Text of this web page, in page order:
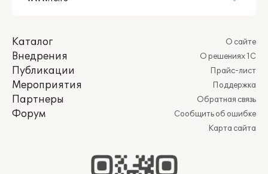
Каталог
Внедрения
Публикации
Мероприятия
Партнеры
Форум
О сайте
О решениях 1С
Прайс-лист
Поддержка
Обратная связь
Сообщить об ошибке
Карта сайта